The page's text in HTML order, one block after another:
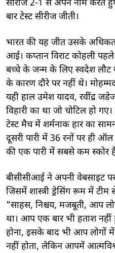
सीरीज 2-1 से अपने नाम करते
बार टेस्ट सीरीज जीती।
भारत की यह जीत उसके
आई। कप्तान विराट कोहली
बच्चे के जन्म के लिए स्वदेश लौट
के कारण दौरे पर नहीं थे।
यही हाल उमेश यादव, रवींद्र
विहारी का था जो चोटिल हो
टेस्ट मैच में शर्मनाक हार का
दूसरी पारी में 36 रनों पर ही
की एक पारी में सबसे कम स्कोर
बीसीसीआई ने अपनी वेबसाइट
जिसमें शास्त्री ड्रेसिंग रूम में
"साहस, निश्चय, मजबूती, आप
था। आप एक बार भी हताश
होना, इसके बाद भी आप लोगों
नहीं होता, लेकिन आपमें